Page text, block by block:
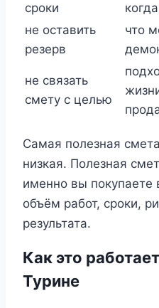
сроки
не оставить
резерв
что
не связать
смету с целью
Самая полезная
низкая. Полезная
именно вы покупаете
объём работ, сроки,
результата.
Как это
Турине